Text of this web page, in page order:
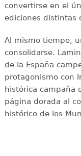
convertirse en el
ediciones distintas
Al mismo tiempo,
consolidarse.
de la España
protagonismo con
histórica campaña
página dorada al
histórico de los